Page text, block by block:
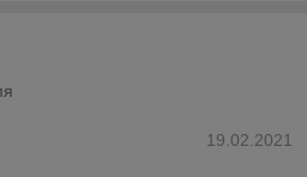
19.02.2021